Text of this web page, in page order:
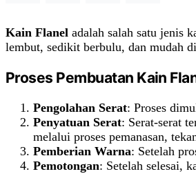
Kain Flanel adalah salah satu jenis
lembut, sedikit berbulu, dan mudah
Proses Pembuatan Kain
Pengolahan Serat: Proses
Penyatuan Serat: Serat-serat
melalui proses pemanasan,
Pemberian Warna: Setelah
Pemotongan: Setelah selesai,